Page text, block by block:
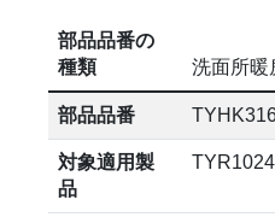
部品品番の
種類
洗面所暖
部品品番
対象適用製
品